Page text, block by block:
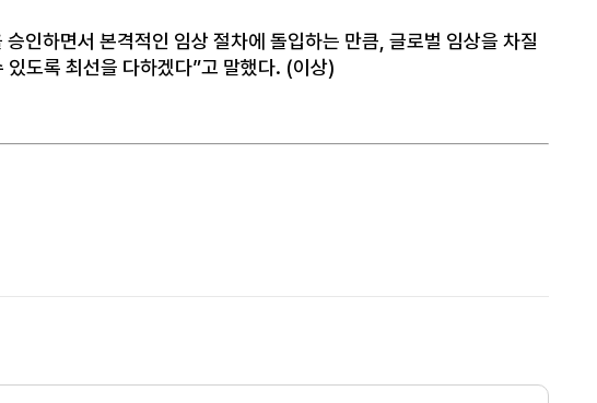
승인하면서 본격적인 임상 절차에 돌입하는 만큼 글로벌 임상을 차질
있도록 최선을 다하겠다”고 말했다. (이상)